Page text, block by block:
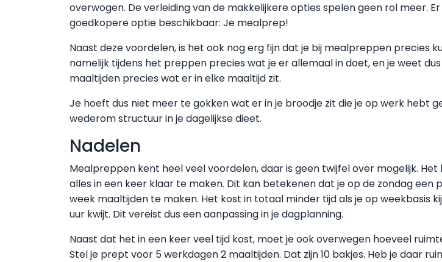
overwogen. De verleiding van de makkelijkere opties spelen geen rol meer.
goedkopere optie beschikbaar: Je mealprep!
Naast deze voordelen, is het ook nog erg fijn dat je bij mealpreppen precies
namelijk tijdens het preppen precies wat je er allemaal in doet, en je weet
maaltijden precies wat er in elke maaltijd zit.
Je hoeft dus niet meer te gokken wat er in je broodje zit die je op werk hebt
wederom structuur in je dagelijkse dieet.
Nadelen
Mealpreppen kent heel veel voordelen, daar is geen twijfel over mogelijk.
alles in een keer klaar te maken. Dit kan betekenen dat je op de zondag
week maaltijden te maken. Het kost in totaal minder tijd als je op weekbasis
uur kwijt. Dit vereist dus een aanpassing in je dagplanning.
Naast dat het in een keer veel tijd kost, moet je ook overwegen hoeveel
Stel je prept voor 5 werkdagen 2 maaltijden. Dat zijn 10 bakjes. Heb je daar